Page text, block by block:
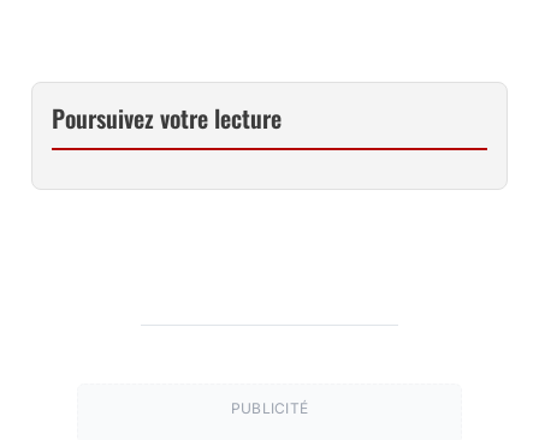
Poursuivez votre lecture
PUBLICITÉ